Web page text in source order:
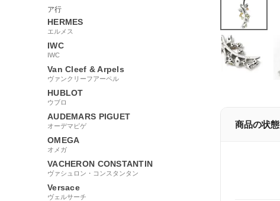
ア行
HERMES
エルメス
IWC
IWC
Van Cleef & Arpels
ヴァンクリーフアーペル
HUBLOT
ウブロ
AUDEMARS PIGUET
オーデマピゲ
OMEGA
オメガ
VACHERON CONSTANTIN
ヴァシュロン・コンスタンタン
Versace
ヴェルサーチ
商品の状態